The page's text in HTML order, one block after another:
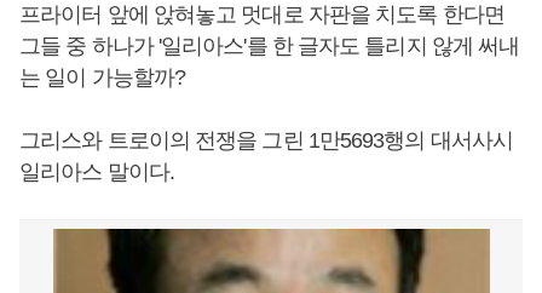
프라이터 앞에 앉혀놓고 멋대로 자판을 치도록 한다면
그들 중 하나가 '일리아스'를 한 글자도 틀리지 않게 써내
는 일이 가능할까?
그리스와 트로이의 전쟁을 그린 1만5693행의 대서사시
일리아스 말이다.